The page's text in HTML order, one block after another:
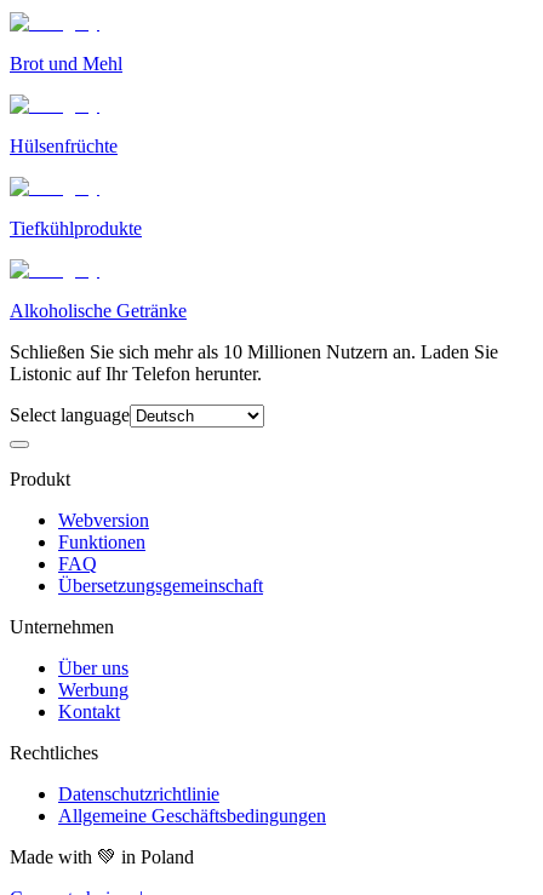
Brot und Mehl
Hülsenfrüchte
Tiefkühlprodukte
Alkoholische Getränke
Schließen Sie sich mehr als 10 Millionen Nutzern an. Laden Sie
Listonic auf Ihr Telefon herunter.
Select language
Produkt
Webversion
Funktionen
FAQ
Übersetzungsgemeinschaft
Unternehmen
Über uns
Werbung
Kontakt
Rechtliches
Datenschutzrichtlinie
Allgemeine Geschäftsbedingungen
Made with 💚 in Poland